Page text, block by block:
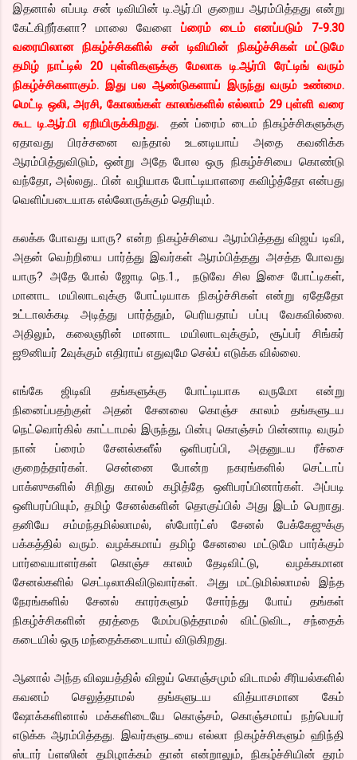
இதனால் எப்படி சன் டிவியின் டி.ஆர்.பி குறைய ஆரம்பித்தது என்று
கேட்கிறீர்களா? மாலை வேளை ப்ரைம் டைம் எனப்படும் 7-9.30
வரையிலான நிகழ்ச்சிகளில் சன் டிவியின் நிகழ்ச்சிகள் மட்டுமே
தமிழ் நாட்டில் 20 புள்ளிகளுக்கு மேலாக டி.ஆர்பி ரேட்டிங் வரும்
நிகழ்ச்சிகளாகும். இது பல ஆண்டுகளாய் இருந்து வரும் உண்மை.
மெட்டி ஒலி, அரசி, கோலங்கள் காலங்களில் எல்லாம் 29 புள்ளி வரை
கூட டி.ஆர்.பி ஏறியிருக்கிறது.தன் ப்ரைம் டைம் நிகழ்ச்சிகளுக்கு
ஏதாவது பிரச்சனை வந்தால் உடனடியாய் அதை கவனிக்க
ஆரம்பித்துவிடும், ஒன்று அதே போல ஒரு நிகழ்ச்சியை கொண்டு
வந்தோ, அல்லது.. பின் வழியாக போட்டியாளரை கவிழ்த்தோ என்பது
வெளிப்படையாக எல்லோருக்கும் தெரியும்.
கலக்க போவது யாரு? என்ற நிகழ்ச்சியை ஆரம்பித்தது விஜய் டிவி,
அதன் வெற்றியை பார்த்து இவர்கள் ஆரம்பித்தது அசத்த போவது
யாரு? அதே போல் ஜோடி நெ.1., நடுவே சில இசை போட்டிகள்,
மானாட மயிலாடவுக்கு போட்டியாக நிகழ்ச்சிகள் என்று ஏதேதோ
உட்டாலக்கடி அடித்து பார்த்தும், பெரியதாய் பப்பு வேகவில்லை.
அதிலும், கலைஞரின் மானாட மயிலாடவுக்கும், சூப்பர் சிங்கர்
ஜூனியர் 2வுக்கும் எதிராய் எதுவுமே செல்ப் எடுக்க வில்லை.
எங்கே ஜிடிவி தங்களுக்கு போட்டியாக வருமோ என்று
நினைப்பதற்குள் அதன் சேனலை கொஞ்ச காலம் தங்களுடய
நெட்வொர்கில் காட்டாமல் இருந்து, பின்பு கொஞ்சம் பின்னாடி வரும்
நான் ப்ரைம் சேனல்களீல் ஒளிபரப்பி, அதனுடய ரீச்சை
குறைத்தார்கள். சென்னை போன்ற நகரங்களில் செட்டாப்
பாக்ஸுகளில் சிறிது காலம் கழித்தே ஒளிபரப்பினார்கள். அப்படி
ஒளிபரப்பியும், தமிழ் சேனல்களின் தொகுப்பில் அது இடம் பெறாது.
தனியே சம்மந்தமில்லாமல், ஸ்போர்ட்ஸ் சேனல் பேக்கேஜுக்கு
பக்கத்தில் வரும். வழக்கமாய் தமிழ் சேனலை மட்டுமே பார்க்கும்
பார்வையாளர்கள் கொஞ்ச காலம் தேடிவிட்டு, வழக்கமான
சேனல்களில் செட்டிலாகிவிடுவார்கள். அது மட்டுமில்லாமல் இந்த
நேரங்களில் சேனல் காரர்களும் சோர்ந்து போய் தங்கள்
நிகழ்ச்சிகளின் தரத்தை மேம்படுத்தாமல் விட்டுவிட, சந்தைக்
கடையில் ஒரு மந்தைக்கடையாய் விடுகிறது.
ஆனால் அந்த விஷயத்தில் விஜய் கொஞ்சமும் விடாமல் சீரியல்களில்
கவனம் செலுத்தாமல் தங்களுடய வித்யாசமான கேம்
ஷோக்களினால் மக்களிடையே கொஞ்சம், கொஞ்சமாய் நற்பெயர்
எடுக்க ஆரம்பித்தது. இவர்களுடயை எல்லா நிகழ்ச்சிகளும் ஹிந்தி
ஸ்டார் ப்ளஸின் தமிழாக்கம் தான் என்றாலும், நிகழ்ச்சியின் தரம்